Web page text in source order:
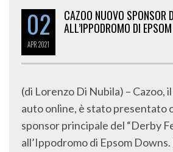
02
APR2021
CAZOO NUOVO SPONSOR
ALL’IPPODROMO DI
(di Lorenzo Di Nubila) – Cazoo,
auto online, è stato presentato
sponsor principale del “Derby
all’Ippodromo di Epsom